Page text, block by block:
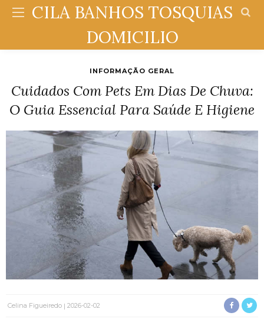
CILA BANHOS TOSQUIAS
DOMICILIO
INFORMAÇÃO GERAL
Cuidados Com Pets Em Dias De Chuva:
O Guia Essencial Para Saúde E Higiene
Celina Figueiredo 2026-02-02